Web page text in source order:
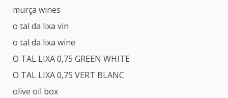
murça wines
o tal da lixa vin
o tal da lixa wine
O TAL LIXA 0,75 GREEN WHITE
O TAL LIXA 0,75 VERT BLANC
olive oil box